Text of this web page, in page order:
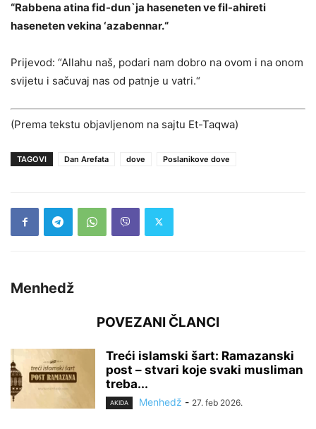
“Rabbena atina fid-dun`ja haseneten ve fil-ahireti
haseneten vekina ‘azabennar.“
Prijevod: “Allahu naš, podari nam dobro na ovom i na onom
svijetu i sačuvaj nas od patnje u vatri.“
(Prema tekstu objavljenom na sajtu Et-Taqwa)
TAGOVI Dan Arefata dove Poslanikove dove
Menhedž
POVEZANI ČLANCI
Treći islamski šart: Ramazanski
post – stvari koje svaki musliman
treba...
AKIDA Menhedž - 27. feb 2026.